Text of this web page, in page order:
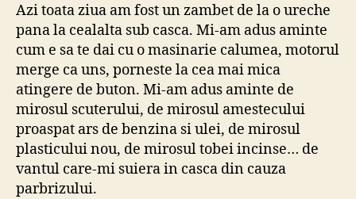
Azi toata ziua am fost un zambet de la o ureche
pana la cealalta sub casca. Mi-am adus aminte
cum e sa te dai cu o masinarie calumea, motorul
merge ca uns, porneste la cea mai mica
atingere de buton. Mi-am adus aminte de
mirosul scuterului, de mirosul amestecului
proaspat ars de benzina si ulei, de mirosul
plasticului nou, de mirosul tobei incinse… de
vantul care-mi suiera in casca din cauza
parbrizului.